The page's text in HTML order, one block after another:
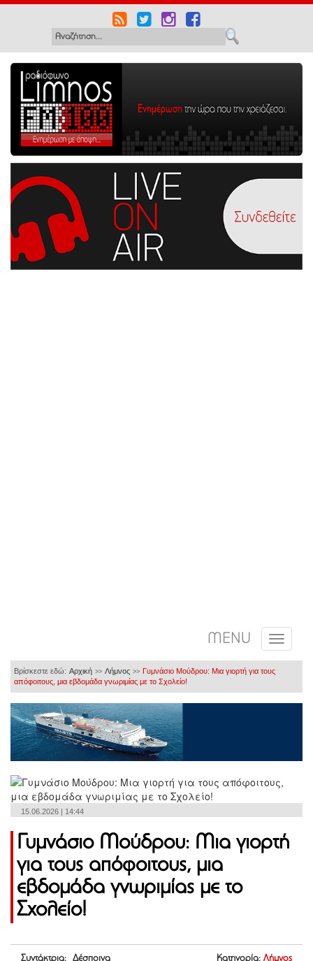
MENU
Βρίσκεστε εδώ: Αρχική >> Λήμνος >> Γυμνάσιο Μούδρου: Μια γιορτή για τους
απόφοιτους, μια εβδομάδα γνωριμίας με το Σχολείο!
15.06.2026 | 14:44
Γυμνάσιο Μούδρου: Μια γιορτή
για τους απόφοιτους, μια
εβδομάδα γνωριμίας με το
Σχολείο!